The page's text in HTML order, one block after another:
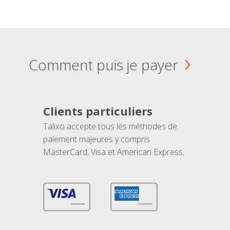
Comment puis je payer
Clients particuliers
Talixo accepte tous les méthodes de
paiement majeures y compris
MasterCard, Visa et American Express.